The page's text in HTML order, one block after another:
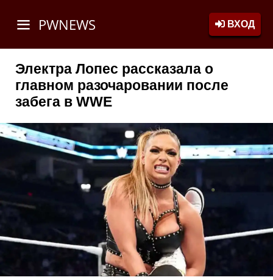
PWNEWS ВХОД
Электра Лопес рассказала о
главном разочаровании после
забега в WWE